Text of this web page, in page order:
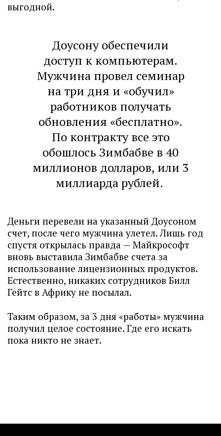
выгодной.
Доусону обеспечили
доступ к компьютерам.
Мужчина провел семинар
на три дня и «обучил»
работников получать
обновления «бесплатно».
По контракту все это
обошлось Зимбабве в 40
миллионов долларов, или 3
миллиарда рублей.
Деньги перевели на указанный Доусоном
счет, после чего мужчина улетел. Лишь год
спустя открылась правда — Майкрософт
вновь выставила Зимбабве счета за
использование лицензионных продуктов.
Естественно, никаких сотрудников Билл
Гейтс в Африку не посылал.
Таким образом, за 3 дня «работы» мужчина
получил целое состояние. Где его искать
пока никто не знает.